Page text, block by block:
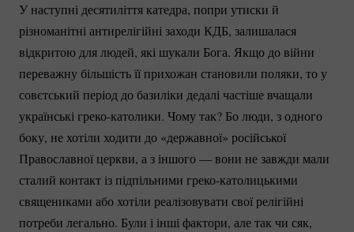
У наступні десятиліття катедра, попри утиски й
різноманітні антирелігійні заходи КДБ, залишалася
відкритою для людей, які шукали Бога. Якщо до війни
переважну більшість її прихожан становили поляки, то у
совєтський період до базиліки дедалі частіше вчащали
українськігреко-католики. Чому так? Бо люди, з одного
боку, не хотіли ходити до «державної» російської
Православної церкви, а з іншого — вони не завжди мали
сталий контакт із підпільними греко-католицькими
священиками або хотіли реалізовувати свої релігійні
потреби легально. Були і інші фактори, але так чи сяк,